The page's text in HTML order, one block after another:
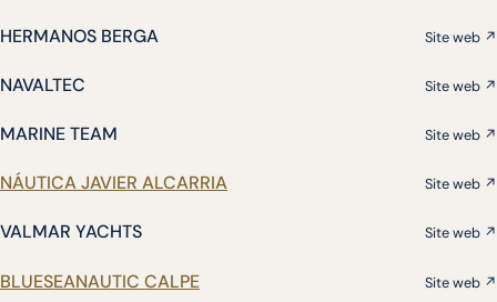
HERMANOS BERGA Site web ↗
NAVALTEC Site web ↗
MARINE TEAM Site web ↗
NÁUTICA JAVIER ALCARRIA Site web ↗
VALMAR YACHTS Site web ↗
BLUESEANAUTIC CALPE Site web ↗